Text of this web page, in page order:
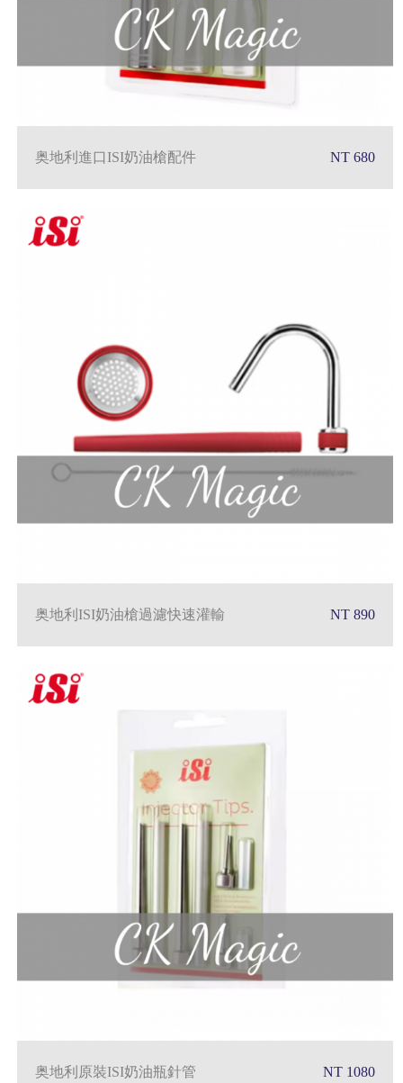
奥地利進口ISI奶油槍配件 NT 680
奥地利ISI奶油槍過濾快速灌輸 NT 890
奥地利原裝ISI奶油瓶針管 NT 1080